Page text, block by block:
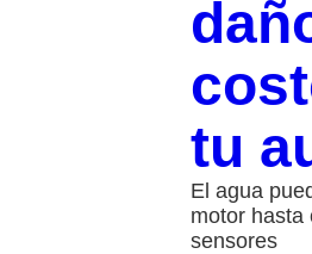
tu
El agua
motor hasta
sensores